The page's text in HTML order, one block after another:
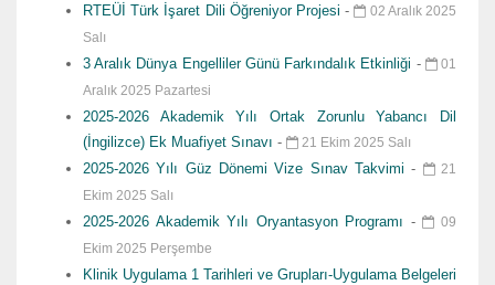
RTEÜİ Türk İşaret Dili Öğreniyor Projesi-
02 Aralık 2025
Salı
3 Aralık Dünya Engelliler Günü Farkındalık Etkinliği -
01
Aralık 2025 Pazartesi
2025-2026 Akademik Yılı Ortak Zorunlu Yabancı Dil
(İngilizce) Ek Muafiyet Sınavı - 21 Ekim 2025 Salı
2025-2026 Yılı Güz Dönemi Vize Sınav Takvimi-
21
Ekim 2025 Salı
2025-2026 Akademik Yılı Oryantasyon Programı -
09
Ekim 2025 Perşembe
Klinik Uygulama 1 Tarihleri ve Grupları-Uygulama Belgeleri